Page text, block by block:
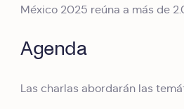
México 2025 reúna a más de
Agenda
Las charlas abordarán las